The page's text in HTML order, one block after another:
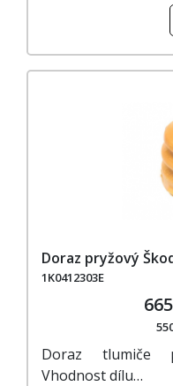
Doraz pryžový
1K0412303E
Doraz tlumiče
Vhodnost dílu…